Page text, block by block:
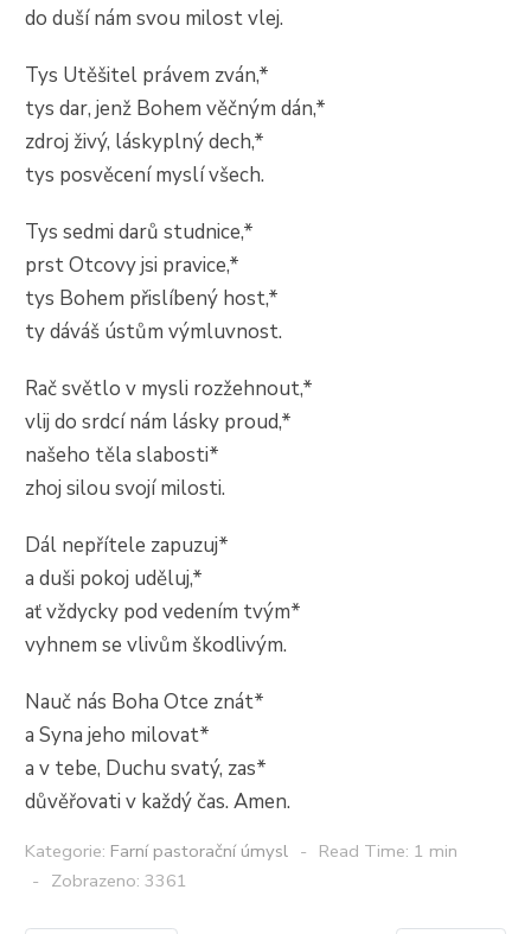
do duší nám svou milost vlej.
Tys Utěšitel právem zván,*
tys dar, jenž Bohem věčným dán,*
zdroj živý, láskyplný dech,*
tys posvěcení myslí všech.
Tys sedmi darů studnice,*
prst Otcovy jsi pravice,*
tys Bohem přislíbený host,*
ty dáváš ústům výmluvnost.
Rač světlo v mysli rozžehnout,*
vlij do srdcí nám lásky proud,*
našeho těla slabosti*
zhoj silou svojí milosti.
Dál nepřítele zapuzuj*
a duši pokoj uděluj,*
ať vždycky pod vedením tvým*
vyhnem se vlivům škodlivým.
Nauč nás Boha Otce znát*
a Syna jeho milovat*
a v tebe, Duchu svatý, zas*
důvěřovati v každý čas. Amen.
Kategorie: Farní pastorační úmysl
Read Time: 1 min
Zobrazeno: 3361